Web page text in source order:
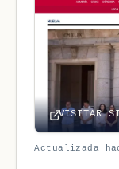
VISITAR
Actualizada